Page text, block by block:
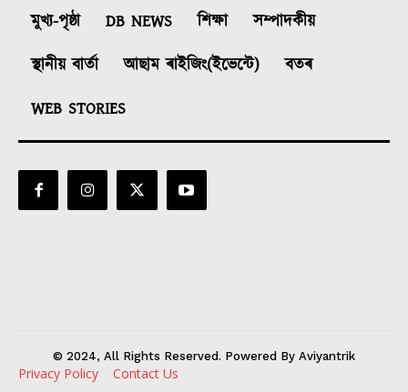
মুখ্য-পৃষ্ঠা DB NEWS শিক্ষা
সম্পাদকীয়
স্থানীয় বাৰ্তা
আছাম ৰাইজিং(ইভেন্টে)
বতৰ
WEB STORIES
© 2024, All Rights Reserved. Powered By Aviyantrik
Privacy Policy Contact Us